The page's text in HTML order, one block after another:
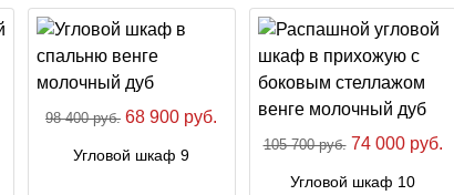
98 400 руб. 68 900 руб.
Угловой шкаф 9
105 700 руб.74 000 руб.
Угловой шкаф 10